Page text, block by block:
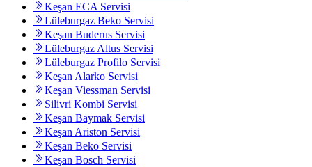
Keşan ECA Servisi
Lüleburgaz Beko Servisi
Keşan Buderus Servisi
Lüleburgaz Altus Servisi
Lüleburgaz Profilo Servisi
Keşan Alarko Servisi
Keşan Viessman Servisi
Silivri Kombi Servisi
Keşan Baymak Servisi
Keşan Ariston Servisi
Keşan Beko Servisi
Keşan Bosch Servisi